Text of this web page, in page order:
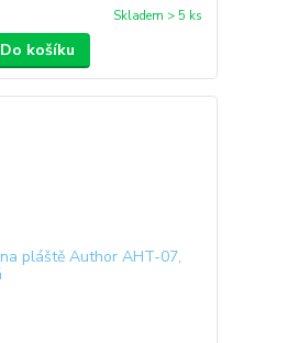
Skladem > 5 ks
Do košíku